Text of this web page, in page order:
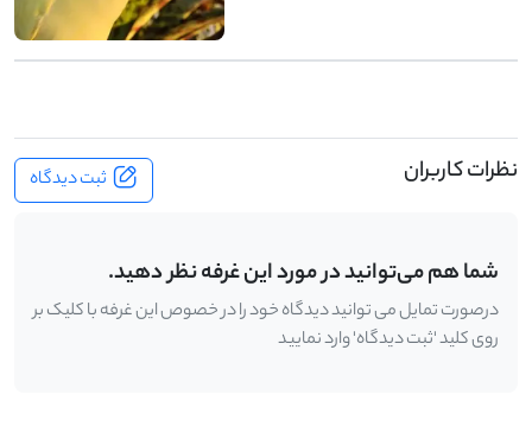
نظرات کاربران ثبت دیدگاه
شما هم می‌توانید در مورد این غرفه نظر دهید.
درصورت تمایل می توانید دیدگاه خود را در خصوص این غرفه با کلیک بر
روی کلید 'ثبت دیدگاه' وارد نمایید